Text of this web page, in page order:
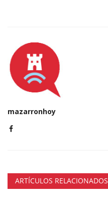
mazarronhoy
ARTÍCULOS RELACIONADOS